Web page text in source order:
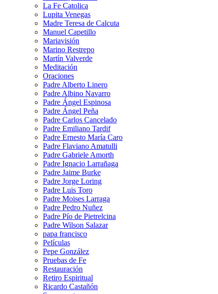
La Fe Catolica
Lupita Venegas
Madre Teresa de Calcuta
Manuel Capetillo
Mariavisión
Marino Restrepo
Martín Valverde
Meditación
Oraciones
Padre Alberto Linero
Padre Albino Navarro
Padre Ángel Espinosa
Padre Ángel Peña
Padre Carlos Cancelado
Padre Emiliano Tardif
Padre Ernesto María Caro
Padre Flaviano Amatulli
Padre Gabriele Amorth
Padre Ignacio Larrañaga
Padre Jaime Burke
Padre Jorge Loring
Padre Luis Toro
Padre Moises Larraga
Padre Pedro Nuñez
Padre Pío de Pietrelcina
Padre Wilson Salazar
papa francisco
Películas
Pepe González
Pruebas de Fe
Restauración
Retiro Espiritual
Ricardo Castañón